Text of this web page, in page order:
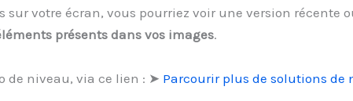
votre écran, vous pourriez voir une version récente
présents dans vos images.
de niveau, via ce lien : ➤ Parcourir plus de solutions de